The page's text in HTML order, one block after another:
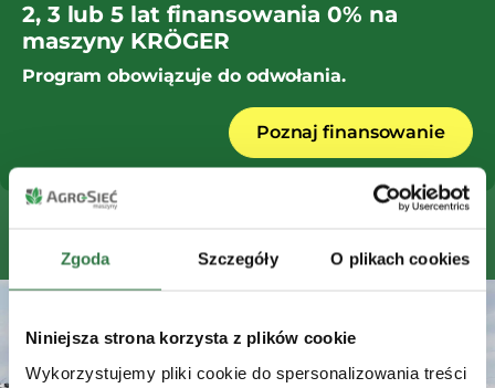
Zgoda Szczegóły O plikach cookies
Niniejsza strona korzysta z plików cookie
Wykorzystujemy pliki cookie do spersonalizowania treści
2, 3 lub 5 lat finansowania 0% na
maszyny KRÖGER
Program obowiązuje do odwołania.
Poznaj finansowanie